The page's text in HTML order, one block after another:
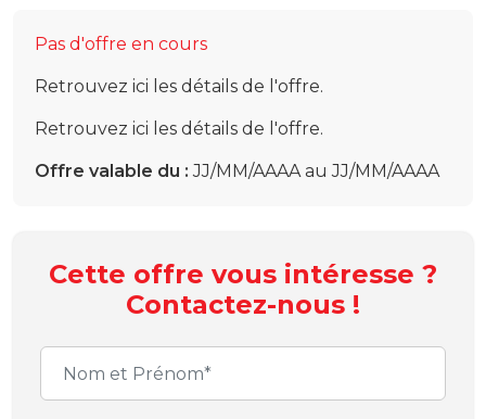
Pas d'offre en cours
Retrouvez ici les détails de l'offre.
Retrouvez ici les détails de l'offre.
Offre valable du : JJ/MM/AAAA au JJ/MM/AAAA
Cette offre vous intéresse ?
Contactez-nous !